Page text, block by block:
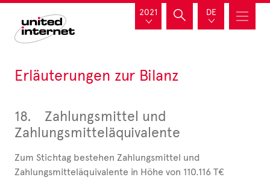
2021 DE
Erläuterungen zur Bilanz
18. Zahlungsmittel und
Zahlungsmitteläquivalente
Zum Stichtag bestehen Zahlungsmittel und
Zahlungsmitteläquivalente in Höhe von 110.116 T€